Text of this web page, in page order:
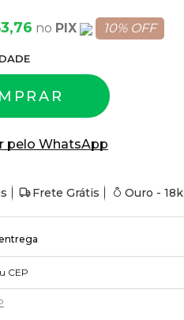
PIX 10% OFF
pelo WhatsApp
Frete Grátis Ouro - 18k